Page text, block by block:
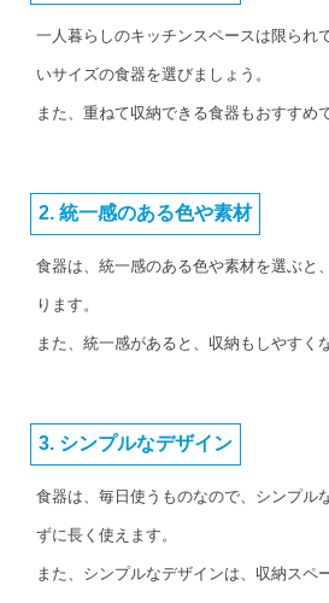
一人暮らしのキッチンスペースは限られ
いサイズの食器を選びましょう。
また、重ねて収納できる食器もおすすめ
2. 統一感のある色や素材
食器は、統一感のある色や素材を選ぶと
ります。
また、統一感があると、収納もしやすく
3. シンプルなデザイン
食器は、毎日使うものなので、シンプル
ずに長く使えます。
また、シンプルなデザインは、収納スペ